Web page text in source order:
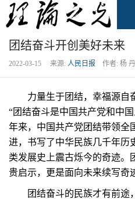
团结奋斗开创美好未来
2022-03-15 来源: 人民日报 作者: 杨 丹
力量生于团结，幸福源自奋
“团结奋斗是中国共产党和中
年来，中国共产党团结带领全
进，书写了中华民族几千年历
类发展史上震古烁今的奇迹。
贵启示，更是面向未来续写奇
团结奋斗的民族才有前途